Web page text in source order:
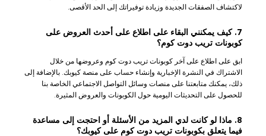
لاكتشاف الصفقات الجديدة وزيادة توفيراتك إلى الحد الأقصى.
7. كيف يمكنني البقاء على اطلاع على أحدث العروض على
كوبونات تريب دوت كوم؟
ابق على اطلاع على آخر كوبونات تريب دوت كوم وعروضها من خلال
الاشتراك في النشرة الإخبارية وإنشاء حساب على منصة كيوبك. بالإضافة إلى
ذلك، يمكنك متابعتنا على منصات وسائل التواصل الاجتماعي الخاصة بنا
للحصول على التحديثات اليومية حول الكوبونات والعروض المثيرة.
8. ماذا لو كانت لدي المزيد من الأسئلة أو احتجت إلى مساعدة
فيما يتعلق بكوبونات تريب دوت كوم على كيوبك؟